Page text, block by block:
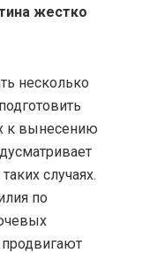
жестко
несколько
к вынесению
случаях.
по